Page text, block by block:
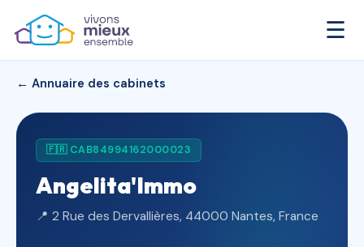
☰
← Annuaire des cabinets
🇫🇷 CAB84994162000023
Angelita'Immo
📍 2 Rue des Dervallières, 44000 Nantes, France